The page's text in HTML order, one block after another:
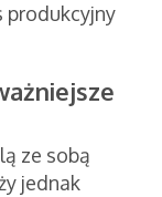
produkcyjny
ze sobą
jednak